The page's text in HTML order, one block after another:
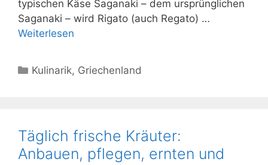
typischen Käse Saganaki – dem ursprünglichen
Saganaki – wird Rigato (auch Regato) …
Weiterlesen
Kategorien
Kulinarik, Griechenland
Täglich frische Kräuter:
Anbauen, pflegen, ernten und